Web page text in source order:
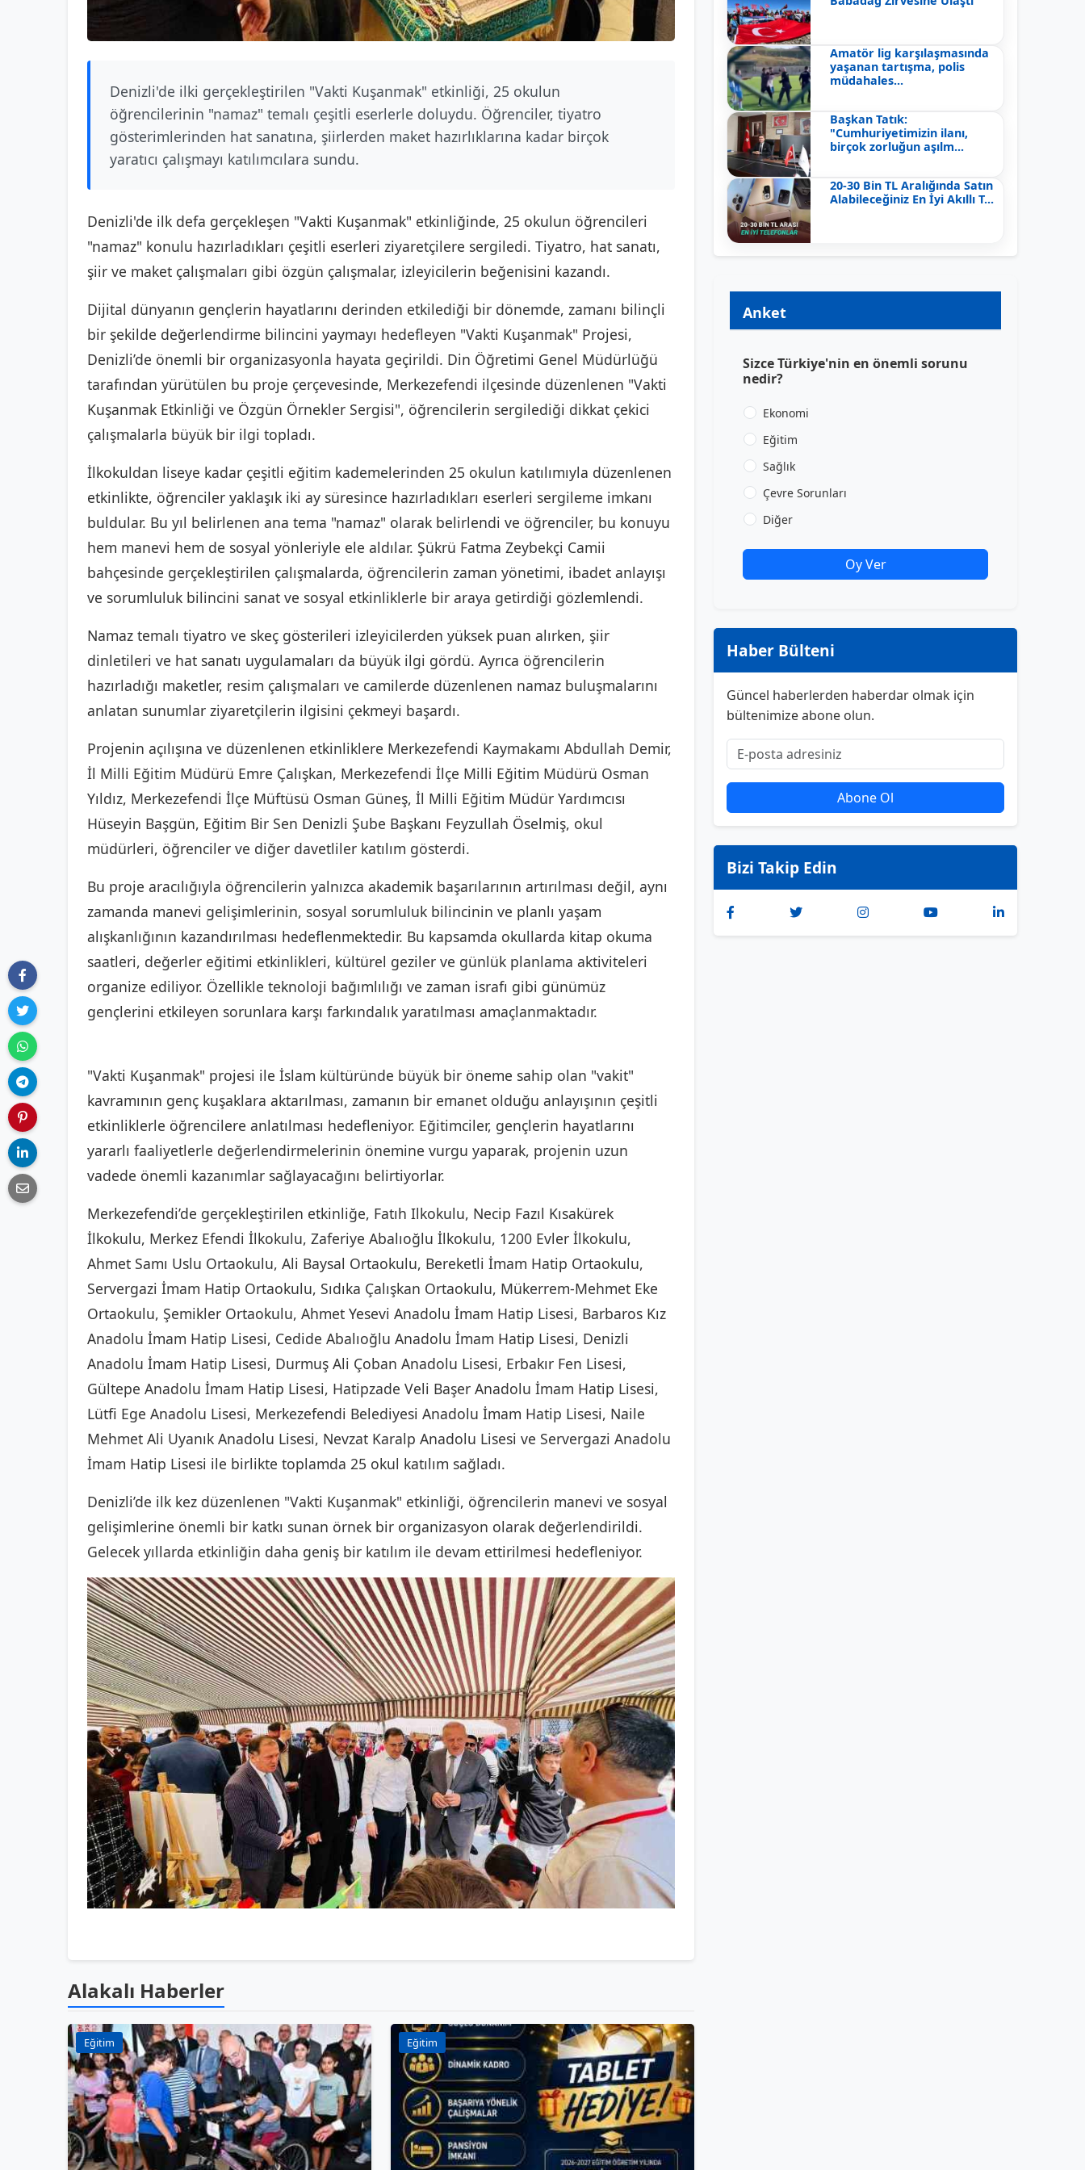
Denizli'de ilki gerçekleştirilen "Vakti Kuşanmak" etkinliği, 25 okulun
öğrencilerinin "namaz" temalı çeşitli eserlerle doluydu. Öğrenciler, tiyatro
gösterimlerinden hat sanatına, şiirlerden maket hazırlıklarına kadar birçok
yaratıcı çalışmayı katılımcılara sundu.
Denizli'de ilk defa gerçekleşen "Vakti Kuşanmak" etkinliğinde, 25 okulun öğrencileri
"namaz" konulu hazırladıkları çeşitli eserleri ziyaretçilere sergiledi. Tiyatro, hat sanatı,
şiir ve maket çalışmaları gibi özgün çalışmalar, izleyicilerin beğenisini kazandı.
Dijital dünyanın gençlerin hayatlarını derinden etkilediği bir dönemde, zamanı bilinçli
bir şekilde değerlendirme bilincini yaymayı hedefleyen "Vakti Kuşanmak" Projesi,
Denizli’de önemli bir organizasyonla hayata geçirildi. Din Öğretimi Genel Müdürlüğü
tarafından yürütülen bu proje çerçevesinde, Merkezefendi ilçesinde düzenlenen "Vakti
Kuşanmak Etkinliği ve Özgün Örnekler Sergisi", öğrencilerin sergilediği dikkat çekici
çalışmalarla büyük bir ilgi topladı.
İlkokuldan liseye kadar çeşitli eğitim kademelerinden 25 okulun katılımıyla düzenlenen
etkinlikte, öğrenciler yaklaşık iki ay süresince hazırladıkları eserleri sergileme imkanı
buldular. Bu yıl belirlenen ana tema "namaz" olarak belirlendi ve öğrenciler, bu konuyu
hem manevi hem de sosyal yönleriyle ele aldılar. Şükrü Fatma Zeybekçi Camii
bahçesinde gerçekleştirilen çalışmalarda, öğrencilerin zaman yönetimi, ibadet anlayışı
ve sorumluluk bilincini sanat ve sosyal etkinliklerle bir araya getirdiği gözlemlendi.
Namaz temalı tiyatro ve skeç gösterileri izleyicilerden yüksek puan alırken, şiir
dinletileri ve hat sanatı uygulamaları da büyük ilgi gördü. Ayrıca öğrencilerin
hazırladığı maketler, resim çalışmaları ve camilerde düzenlenen namaz buluşmalarını
anlatan sunumlar ziyaretçilerin ilgisini çekmeyi başardı.
Projenin açılışına ve düzenlenen etkinliklere Merkezefendi Kaymakamı Abdullah Demir,
İl Milli Eğitim Müdürü Emre Çalışkan, Merkezefendi İlçe Milli Eğitim Müdürü Osman
Yıldız, Merkezefendi İlçe Müftüsü Osman Güneş, İl Milli Eğitim Müdür Yardımcısı
Hüseyin Başgün, Eğitim Bir Sen Denizli Şube Başkanı Feyzullah Öselmiş, okul
müdürleri, öğrenciler ve diğer davetliler katılım gösterdi.
Bu proje aracılığıyla öğrencilerin yalnızca akademik başarılarının artırılması değil, aynı
zamanda manevi gelişimlerinin, sosyal sorumluluk bilincinin ve planlı yaşam
alışkanlığının kazandırılması hedeflenmektedir. Bu kapsamda okullarda kitap okuma
saatleri, değerler eğitimi etkinlikleri, kültürel geziler ve günlük planlama aktiviteleri
organize ediliyor. Özellikle teknoloji bağımlılığı ve zaman israfı gibi günümüz
gençlerini etkileyen sorunlara karşı farkındalık yaratılması amaçlanmaktadır.
"Vakti Kuşanmak" projesi ile İslam kültüründe büyük bir öneme sahip olan "vakit"
kavramının genç kuşaklara aktarılması, zamanın bir emanet olduğu anlayışının çeşitli
etkinliklerle öğrencilere anlatılması hedefleniyor. Eğitimciler, gençlerin hayatlarını
yararlı faaliyetlerle değerlendirmelerinin önemine vurgu yaparak, projenin uzun
vadede önemli kazanımlar sağlayacağını belirtiyorlar.
Merkezefendi’de gerçekleştirilen etkinliğe, Fatıh Ilkokulu, Necip Fazıl Kısakürek
İlkokulu, Merkez Efendi İlkokulu, Zaferiye Abalıoğlu İlkokulu, 1200 Evler İlkokulu,
Ahmet Samı Uslu Ortaokulu, Ali Baysal Ortaokulu, Bereketli İmam Hatip Ortaokulu,
Servergazi İmam Hatip Ortaokulu, Sıdıka Çalışkan Ortaokulu, Mükerrem-Mehmet Eke
Ortaokulu, Şemikler Ortaokulu, Ahmet Yesevi Anadolu İmam Hatip Lisesi, Barbaros Kız
Anadolu İmam Hatip Lisesi, Cedide Abalıoğlu Anadolu İmam Hatip Lisesi, Denizli
Anadolu İmam Hatip Lisesi, Durmuş Ali Çoban Anadolu Lisesi, Erbakır Fen Lisesi,
Gültepe Anadolu İmam Hatip Lisesi, Hatipzade Veli Başer Anadolu İmam Hatip Lisesi,
Lütfi Ege Anadolu Lisesi, Merkezefendi Belediyesi Anadolu İmam Hatip Lisesi, Naile
Mehmet Ali Uyanık Anadolu Lisesi, Nevzat Karalp Anadolu Lisesi ve Servergazi Anadolu
İmam Hatip Lisesi ile birlikte toplamda 25 okul katılım sağladı.
Denizli’de ilk kez düzenlenen "Vakti Kuşanmak" etkinliği, öğrencilerin manevi ve sosyal
gelişimlerine önemli bir katkı sunan örnek bir organizasyon olarak değerlendirildi.
Gelecek yıllarda etkinliğin daha geniş bir katılım ile devam ettirilmesi hedefleniyor.
Alakalı Haberler
Eğitim Eğitim
Amatör lig karşılaşmasında
yaşanan tartışma, polis
müdahales...
Başkan Tatık:
"Cumhuriyetimizin ilanı,
birçok zorluğun aşılm...
20-30 Bin TL Aralığında Satın
Alabileceğiniz En İyi Akıllı T...
Anket
Sizce Türkiye'nin en önemli sorunu
nedir?
Ekonomi
Eğitim
Sağlık
Çevre Sorunları
Diğer
Oy Ver
Haber Bülteni
Güncel haberlerden haberdar olmak için
bültenimize abone olun.
Abone Ol
Bizi Takip Edin